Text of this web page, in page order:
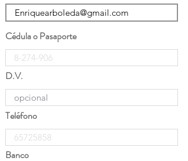
Cédula o Pasaporte
D.V.
Teléfono
Banco